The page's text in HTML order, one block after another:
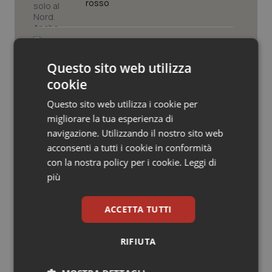
Veneto
Oncoematologia
Oncologia & Nutrizione
Quotidiano Cardiologia
Quotidiano Chirurgia
Quotidiano Pediatria
rosso
Caldo, segnali di lenta ritirata
città da bollino rosso, l’8 scendono a
19
Consip, al via la prima gara dedicata
alla salute della mammella: accordo
quadro da 48 milioni per tecnologie e
Breast Unit
AI Act, in vigore gli obblighi di
trasparenza: cosa cambia per sanità
Questo sito web utilizza
cookie
Questo sito web utilizza i cookie per
migliorare la tua esperienza di
navigazione. Utilizzando il nostro sito web
acconsenti a tutti i cookie in conformità
con la nostra policy per i cookie. Leggi di
più
ACCETTA TUTTI
RIFIUTA